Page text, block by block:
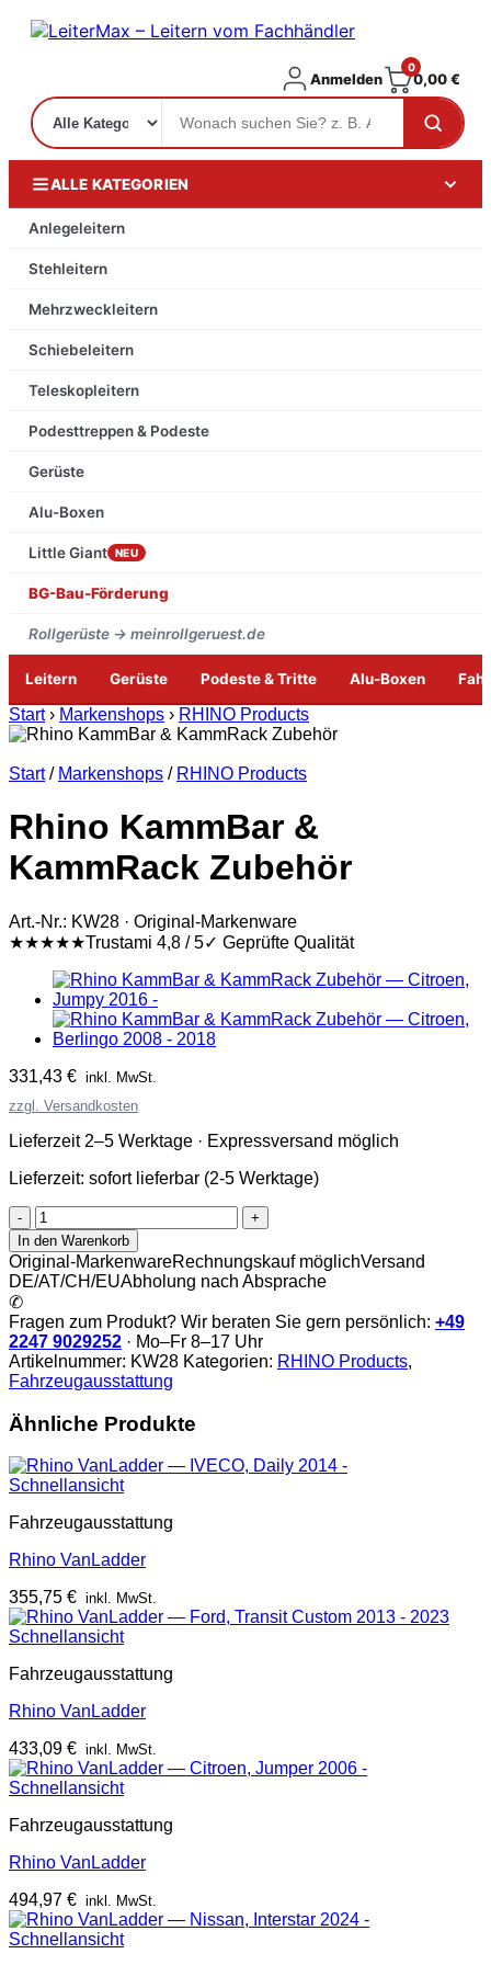
Anmelden
0
0,00€
ALLE KATEGORIEN
Anlegeleitern
Stehleitern
Mehrzweckleitern
Schiebeleitern
Teleskopleitern
Podesttreppen & Podeste
Gerüste
Alu-Boxen
Little Giant NEU
BG-Bau-Förderung
Rollgerüste → meinrollgeruest.de
Leitern Gerüste Podeste & Tritte Alu-Boxen
Zum
Inhalt
Start › Markenshops › RHINO Products
Start / Markenshops / RHINO Products
Rhino KammBar &
KammRack Zubehör
Art.-Nr.: KW28 · Original-Markenware
★★★★★Trustami 4,8 / 5✓ Geprüfte Qualität
331,43 € inkl. MwSt.
zzgl. Versandkosten
Lieferzeit 2–5 Werktage · Expressversand möglich
Lieferzeit: sofort lieferbar (2-5 Werktage)
Rhino
KammBar
&
KammRack
Zubehör
In den Warenkorb
Original-MarkenwareRechnungskauf möglichVersand
DE/AT/CH/EUAbholung nach Absprache
✆
Fragen zum Produkt? Wir beraten Sie gern persönlich: +49
2247 9029252 · Mo–Fr 8–17 Uhr
Artikelnummer: KW28 Kategorien: RHINO Products,
Fahrzeugausstattung
Ähnliche Produkte
Schnellansicht
Fahrzeugausstattung
Rhino VanLadder
355,75 € inkl. MwSt.
Schnellansicht
Fahrzeugausstattung
Rhino VanLadder
433,09 € inkl. MwSt.
Schnellansicht
Fahrzeugausstattung
Rhino VanLadder
494,97 € inkl. MwSt.
Schnellansicht